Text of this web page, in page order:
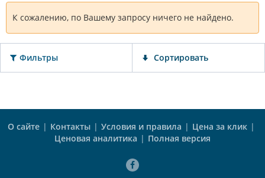
К сожалению, по Вашему запросу ничего не найдено.
Фильтры Сортировать
О сайте | Контакты | Условия и правила | Цена за клик |
Ценовая аналитика | Полная версия